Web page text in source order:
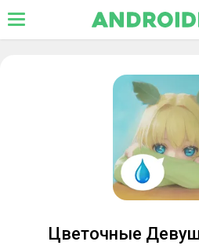
Цветочные